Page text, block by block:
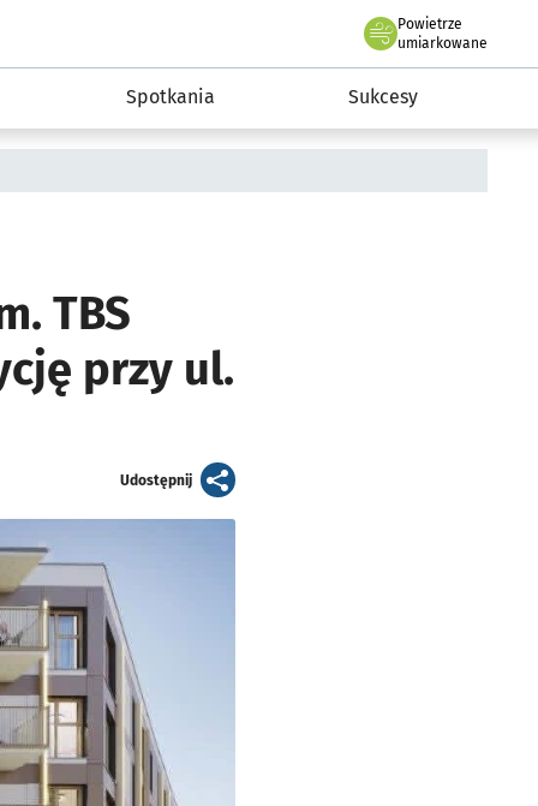
przedsiębiorczości miasta Wrocławia
Powietrze
we Wrocławiu
umiarkowane
Spotkania Sukcesy
TBS
przy ul.
Udostępnijartykuł